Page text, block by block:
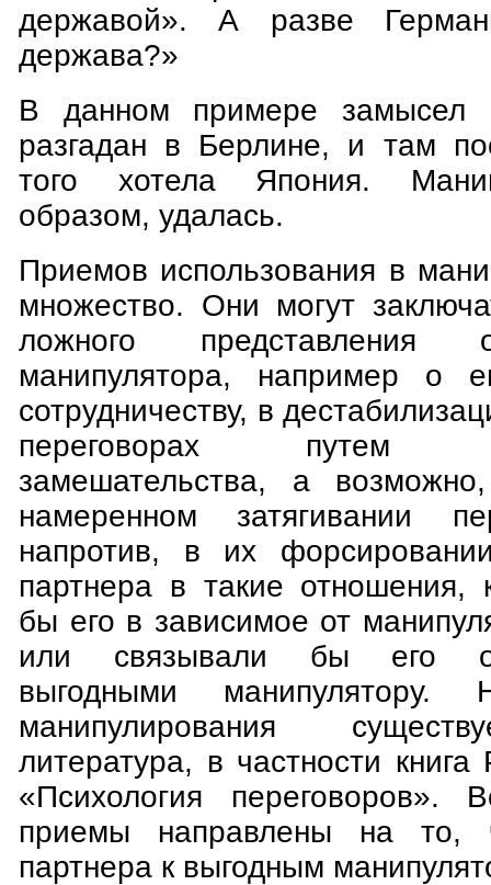
державой». А разве
держава?»
В данном примере
разгадан в Берлине, и там
того хотела Япония.
образом, удалась.
Приемов использования в
множество. Они могут
ложного представления
манипулятора, например о
сотрудничеству, в
переговорах путем
замешательства, а
намеренном затягивании
напротив, в их
партнера в такие отношения,
бы его в зависимое от
или связывали бы его
выгодными манипулятору.
манипулирования
литература, в частности
«Психология переговоров».
приемы направлены на то,
партнера к выгодным